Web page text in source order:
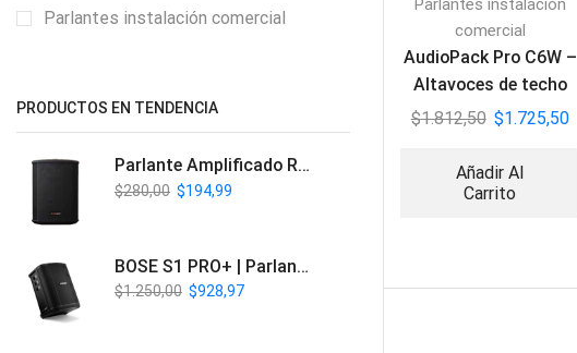
Parlantes instalación
comercial
AudioPack Pro C6W –
Altavoces de techo
$1.812,50 $1.725,50
Añadir Al
Carrito
Parlantes instalación comercial
PRODUCTOS EN TENDENCIA
Parlante Amplificado Recargable BT | Italy Audio ITL-PRO11
$280,00 $194,99
BOSE S1 PRO+ | Parlante Profesional PA Inalámbrico
$1.250,00 $928,97